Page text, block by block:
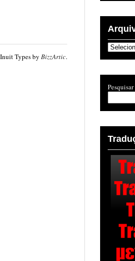
Arquivos
Pesquisar
Types by BizzArtic.